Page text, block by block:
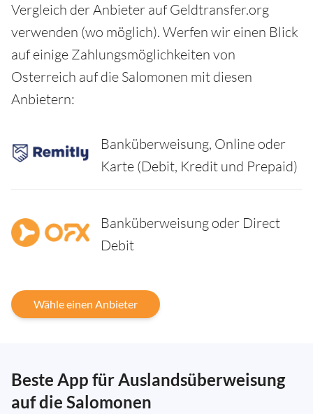
Vergleich der Anbieter auf Geldtransfer.org
verwenden (wo möglich). Werfen wir einen Blick
auf einige Zahlungsmöglichkeiten von
Osterreich auf die Salomonen mit diesen
Anbietern:
Banküberweisung, Online oder
Karte (Debit, Kredit und Prepaid)
Banküberweisung oder Direct
Debit
Wähle einen Anbieter
Beste App für Auslandsüberweisung
auf die Salomonen